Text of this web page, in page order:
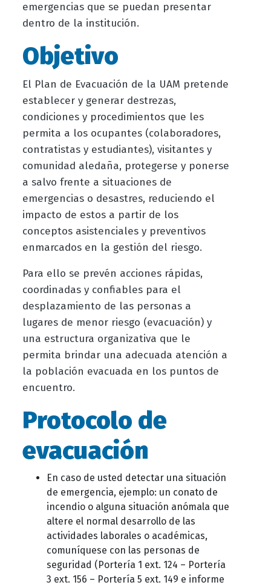
emergencias que se puedan presentar
dentro de la institución.
Objetivo
El Plan de Evacuación de la UAM pretende
establecer y generar destrezas,
condiciones y procedimientos que les
permita a los ocupantes (colaboradores,
contratistas y estudiantes), visitantes y
comunidad aledaña, protegerse y ponerse
a salvo frente a situaciones de
emergencias o desastres, reduciendo el
impacto de estos a partir de los
conceptos asistenciales y preventivos
enmarcados en la gestión del riesgo.
Para ello se prevén acciones rápidas,
coordinadas y confiables para el
desplazamiento de las personas a
lugares de menor riesgo (evacuación) y
una estructura organizativa que le
permita brindar una adecuada atención a
la población evacuada en los puntos de
encuentro.
Protocolo de
evacuación
En caso de usted detectar una situación
de emergencia, ejemplo: un conato de
incendio o alguna situación anómala que
altere el normal desarrollo de las
actividades laborales o académicas,
comuníquese con las personas de
seguridad (Portería 1 ext. 124 – Portería
3 ext. 156 – Portería 5 ext. 149 e informe